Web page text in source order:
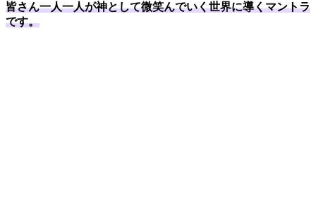
皆さん一人一人が神として微笑んでいく世界に導くマントラ
です。